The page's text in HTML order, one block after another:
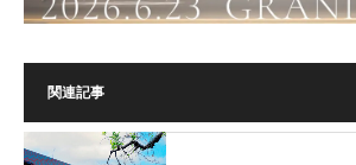
関連記事